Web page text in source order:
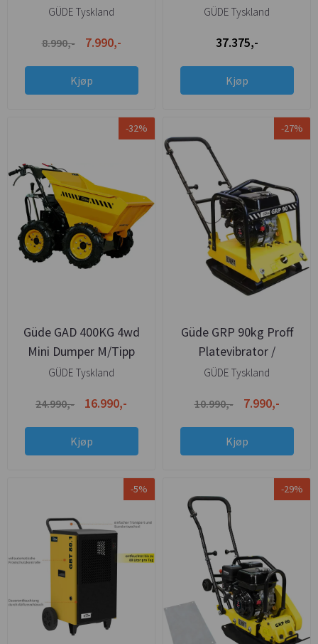
Kappemaskin Proff 65cc
GÜDE Tyskland
8.990,- 7.990,-
Kjøp
kvalitet!
GÜDE Tyskland
37.375,-
Kjøp
-32%
Güde GAD 400KG 4wd
Mini Dumper M/Tipp
GÜDE Tyskland
24.990,- 16.990,-
Kjøp
-27%
Güde GRP 90kg Proff
Platevibrator /
Hoppetusse - Ink.
GÜDE Tyskland
10.990,- 7.990,-
Kjøp
-5% -29%